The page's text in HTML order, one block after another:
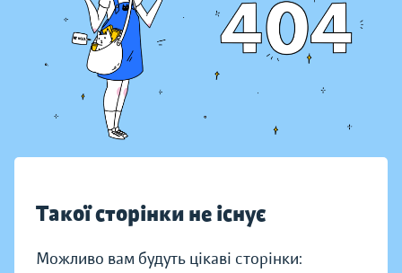
Такої сторінки не існує
Можливо вам будуть цікаві сторінки: